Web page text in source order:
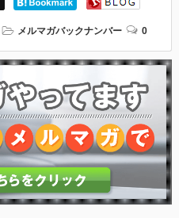
メルマガバックナンバー 0